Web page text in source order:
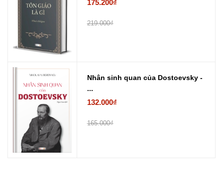
175.200₫
219.000₫
Nhân sinh quan của Dostoevsky -
...
132.000₫
165.000₫